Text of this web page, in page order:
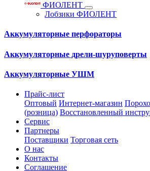
ФИОЛЕНТ
Лобзики ФИОЛЕНТ
Аккумуляторные перфораторы
Аккумуляторные дрели-шуруповерты
Аккумуляторные УШМ
Прайс-лист
Оптовый Интернет-магазин
(розница) Восстановленный
Сервис
Партнеры
Поставщики Торговая сеть
О нас
Контакты
Соглашение